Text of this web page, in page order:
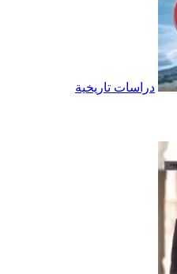
دراسات تاريخية